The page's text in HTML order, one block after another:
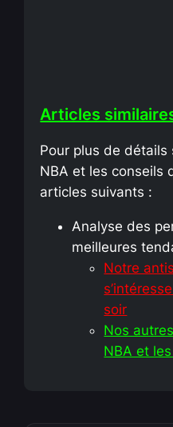
Articles
Pour plus de détails
NBA et les conseils
articles suivants :
Analyse des
meilleures
Notre
soir
Nos
NBA et